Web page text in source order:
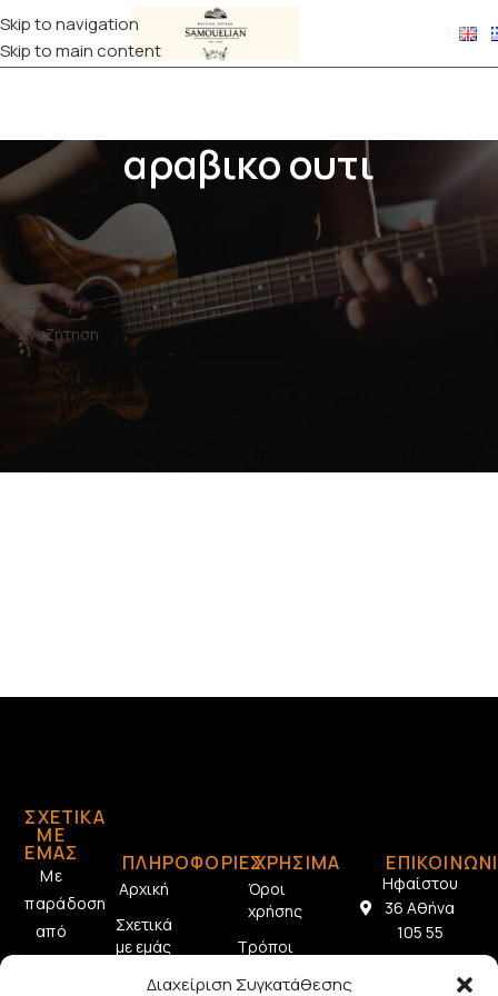
Διαχείριση Συγκατάθεσης
Skip to navigation
Skip to main content
αραβικο ουτι
Αρχική σελίδα Προϊόντα με ετικέτα “αραβικο ουτι”
Δεν βρέθηκε κανένα προϊόν που να ταιριάζει με την επιλογή
ΣΧΕΤΙΚΆ
ΜΕ
ΕΜΆΣ
Με
παράδοση
από
το
ΠΛΗΡΟΦΟΡΙΕΣ
Αρχική
Σχετικά
με εμάς
Επικοινωνία
ΧΡΗΣΙΜΑ
Όροι
χρήσης
Τρόποι
Ηφαίστου
36 Αθήνα
105 55